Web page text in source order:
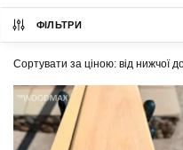
ФІЛЬТРИ